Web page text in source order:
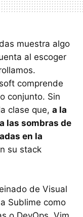
muestra algo
al escoger
comprende
conjunto. Sin
clase que, a la
las sombras de
en la
su stack
de Visual
Sublime como